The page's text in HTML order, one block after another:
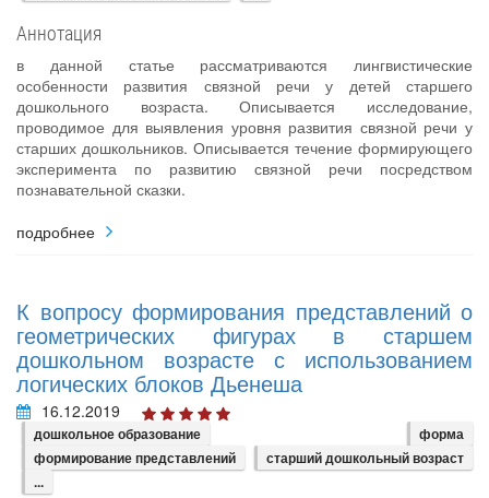
Аннотация
в данной статье рассматриваются лингвистические
особенности развития связной речи у детей старшего
дошкольного возраста. Описывается исследование,
проводимое для выявления уровня развития связной речи у
старших дошкольников. Описывается течение формирующего
эксперимента по развитию связной речи посредством
познавательной сказки.
подробнее
К вопросу формирования представлений о
геометрических фигурах в старшем
дошкольном возрасте с использованием
логических блоков Дьенеша
16.12.2019
дошкольное образование
форма
формирование представлений
старший дошкольный возраст
...